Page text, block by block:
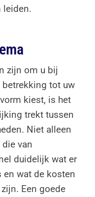
leiden.
zijn om u bij
betrekking tot uw
kiest, is het
trekt tussen
Niet alleen
van
duidelijk wat er
wat de kosten
Een goede